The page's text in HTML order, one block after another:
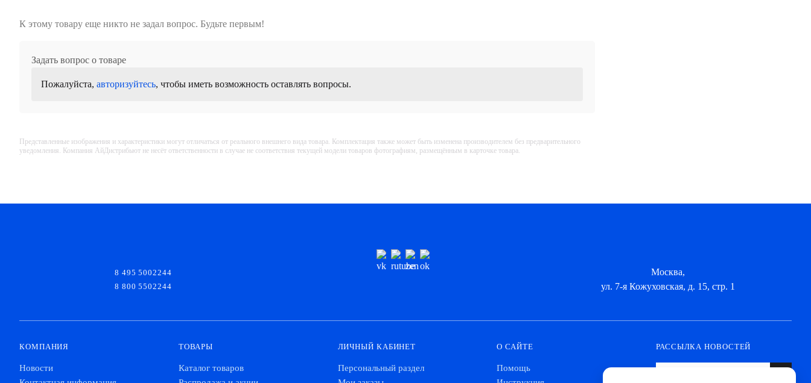
К этому товару еще никто не задал вопрос. Будьте первым!
Задать вопрос о товаре
Пожалуйста, авторизуйтесь, чтобы иметь возможность оставлять вопросы.
Представленные изображения и характеристики могут отличаться от реального внешнего вида товара. Комплектация также может быть изменена производителем без предварительного
уведомления. Компания АйДистрибьют не несёт ответственности в случае не соответствия текущей модели товаров фотографиям, размещённым в карточке товара.
8 495 5002244
8 800 5502244
Москва,
ул. 7-я Кожуховская, д. 15, стр. 1
КОМПАНИЯ
Новости
ТОВАРЫ
Каталог товаров
ЛИЧНЫЙ КАБИНЕТ
Персональный раздел
О САЙТЕ
Помощь
РАССЫЛКА НОВОСТЕЙ